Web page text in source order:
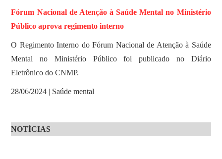
Fórum Nacional de Atenção à Saúde Mental no Ministério
Público aprova regimento interno
O Regimento Interno do Fórum Nacional de Atenção à Saúde
Mental no Ministério Público foi publicado no Diário
Eletrônico do CNMP.
28/06/2024 | Saúde mental
NOTÍCIAS